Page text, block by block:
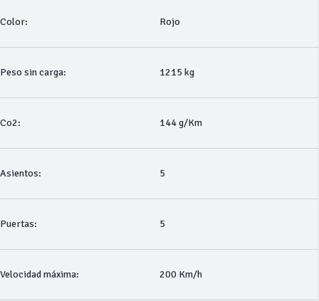
Color: Rojo
Peso sin carga: 1215 kg
Co2: 144 g/Km
Asientos: 5
Puertas: 5
Velocidad máxima: 200 Km/h